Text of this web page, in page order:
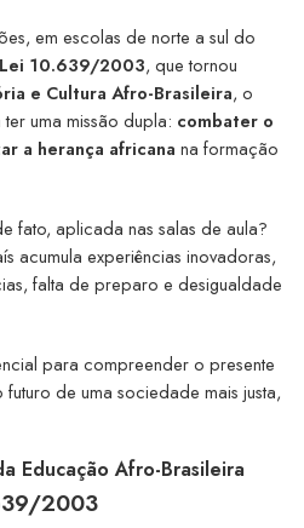
em escolas de norte a sul do
Lei 10.639/2003, que tornou
e Cultura Afro-Brasileira, o
uma missão dupla: combater o
a herança africana na formação
fato, aplicada nas salas de aula?
acumula experiências inovadoras,
falta de preparo e desigualdade
para compreender o presente
de uma sociedade mais justa,
Educação Afro-Brasileira
2003